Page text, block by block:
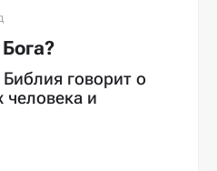
говорит о
и